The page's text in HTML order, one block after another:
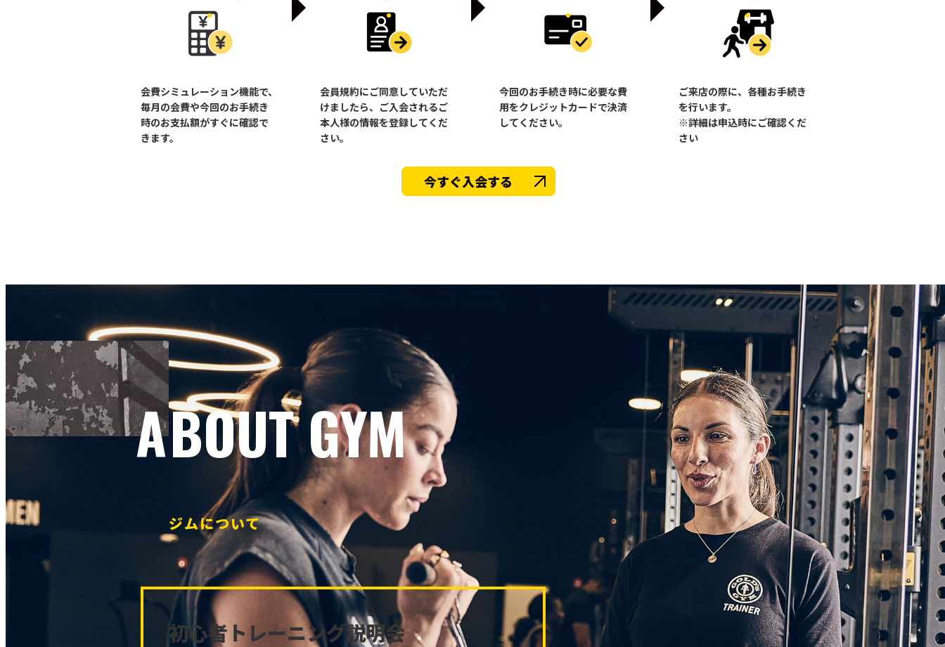
会費シミュレーション機能で、
毎月の会費や今回のお手続き
時のお支払額がすぐに確認で
きます。
会員規約にご同意していただ
けましたら、ご入会されるご
本人様の情報を登録してくだ
さい。
今回のお手続き時に必要な費
用をクレジットカードで決済
してください。
ご来店の際に、各種お手続き
を行います。
※詳細は申込時にご確認くだ
さい
今すぐ入会する
ABOUT GYM
ジムについて
初心者トレーニング説明会